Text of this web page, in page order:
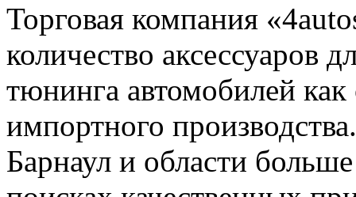
Торговая компания
количество аксессуаров
тюнинга автомобилей как
импортного
Барнаул и области